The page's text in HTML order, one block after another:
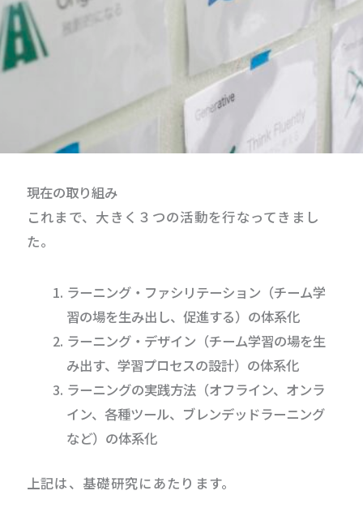
現在の取り組み
これまで、大きく３つの活動を行なってきまし
た。
ラーニング・ファシリテーション（チーム学
習の場を生み出し、促進する）の体系化
ラーニング・デザイン（チーム学習の場を生
み出す、学習プロセスの設計）の体系化
ラーニングの実践方法（オフライン、オンラ
イン、各種ツール、ブレンデッドラーニング
など）の体系化
上記は、基礎研究にあたります。